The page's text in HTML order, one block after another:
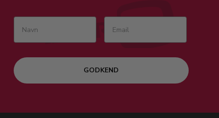
GODKEND